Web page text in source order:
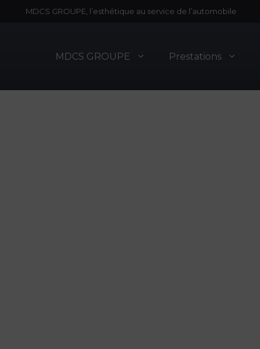
MDCS GROUPE, l’esthétique au service de l’automobile
MDCS GROUPE Prestations